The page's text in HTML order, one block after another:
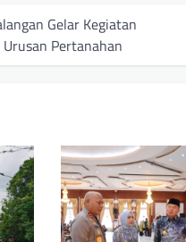
Gelar Kegiatan
Pertanahan